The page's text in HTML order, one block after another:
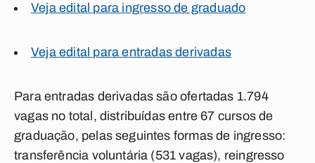
Veja edital para ingresso de graduado
Veja edital para entradas derivadas
Para entradas derivadas são ofertadas 1.794
vagas no total, distribuídas entre 67 cursos de
graduação, pelas seguintes formas de ingresso:
transferência voluntária (531 vagas), reingresso